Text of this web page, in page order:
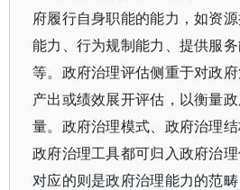
府履行自身职能的能力，如资
能力、行为规制能力、提供服
等。政府治理评估侧重于对政府
产出或绩效展开评估，以衡量
量。政府治理模式、政府治理结
政府治理工具都可归入政府治
对应的则是政府治理能力的范